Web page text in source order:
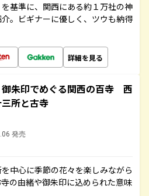
を基準に、関西にある約１万社の神
。ビギナーに優しく、ツウも納得
詳細を見る
朱印でめぐる関西の百寺 西
所と古寺
発売
中心に季節の花々を楽しみながら
の由緒や御朱印に込められた意味